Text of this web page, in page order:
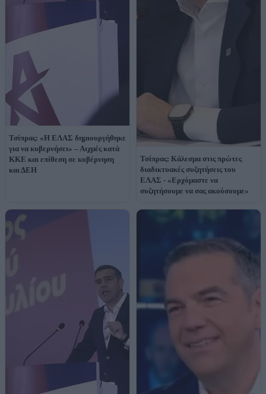
Τσίπρας: «Η ΕΛΑΣ δημιουργήθηκε
για να κυβερνήσει» – Αιχμές κατά
ΚΚΕ και επίθεση σε κυβέρνηση
και ΔΕΗ
Τσίπρας: Κάλεσμα στις πρώτες
διαδικτυακές συζητήσεις του
ΕΛΑΣ - «Ερχόμαστε να
συζητήσουμε να σας ακούσουμε»